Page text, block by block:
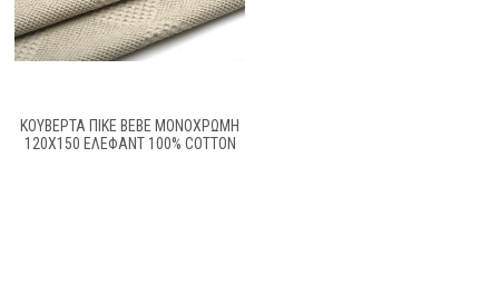
ΚΟΥΒΕΡΤΑ ΠΙΚΕ BEBE ΜΟΝΌΧΡΩΜΗ
120X150 ΈΛΕΦΑΝΤ 100% COTTON